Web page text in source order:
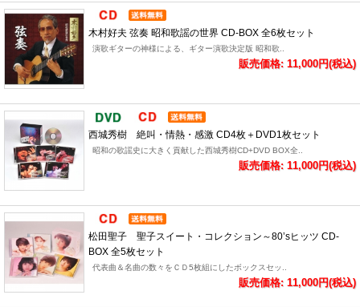
木村好夫 弦奏 昭和歌謡の世界 CD-BOX 全6枚セット
演歌ギターの神様による、ギター演歌決定版 昭和歌..
販売価格: 11,000円(税込)
西城秀樹 絶叫・情熱・感激 CD4枚＋DVD1枚セット
昭和の歌謡史に大きく貢献した西城秀樹CD+DVD BOX全..
販売価格: 11,000円(税込)
松田聖子 聖子スイート・コレクション～80’sヒッツ CD-
BOX 全5枚セット
代表曲＆名曲の数々をＣＤ5枚組にしたボックスセッ..
販売価格: 11,000円(税込)